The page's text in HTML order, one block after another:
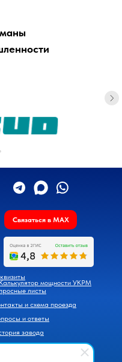
мощности УКРМ
листы
и схема проезда
и ответы
завода
Связаться в MAX